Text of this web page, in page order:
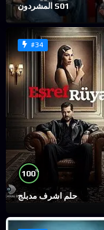
المشردون S01
#34
100%
حلم اشرف مدبلج